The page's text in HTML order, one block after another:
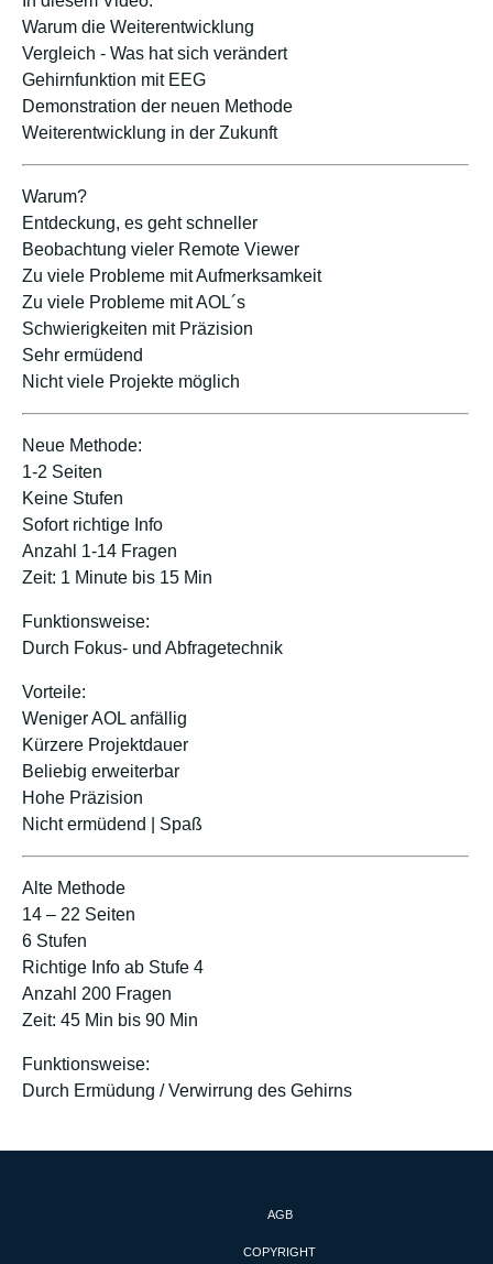
Warum die Weiterentwicklung
Vergleich - Was hat sich verändert
Gehirnfunktion mit EEG
Demonstration der neuen Methode
Weiterentwicklung in der Zukunft
Warum?
Entdeckung, es geht schneller
Beobachtung vieler Remote Viewer
Zu viele Probleme mit Aufmerksamkeit
Zu viele Probleme mit AOL´s
Schwierigkeiten mit Präzision
Sehr ermüdend
Nicht viele Projekte möglich
Neue Methode:
1-2 Seiten
Keine Stufen
Sofort richtige Info
Anzahl 1-14 Fragen
Zeit: 1 Minute bis 15 Min
Funktionsweise:
Durch Fokus- und Abfragetechnik
Vorteile:
Weniger AOL anfällig
Kürzere Projektdauer
Beliebig erweiterbar
Hohe Präzision
Nicht ermüdend | Spaß
Alte Methode
14 – 22 Seiten
6 Stufen
Richtige Info ab Stufe 4
Anzahl 200 Fragen
Zeit: 45 Min bis 90 Min
Funktionsweise:
Durch Ermüdung / Verwirrung des Gehirns
AGB
COPYRIGHT